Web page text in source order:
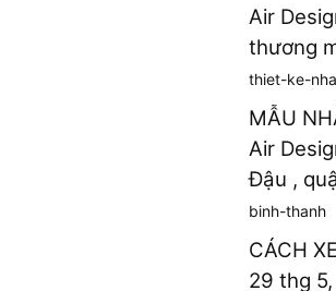
Air
thương
thiet-ke-
MẪU
Air
Đậu ,
binh-thanh
CÁCH
29 thg